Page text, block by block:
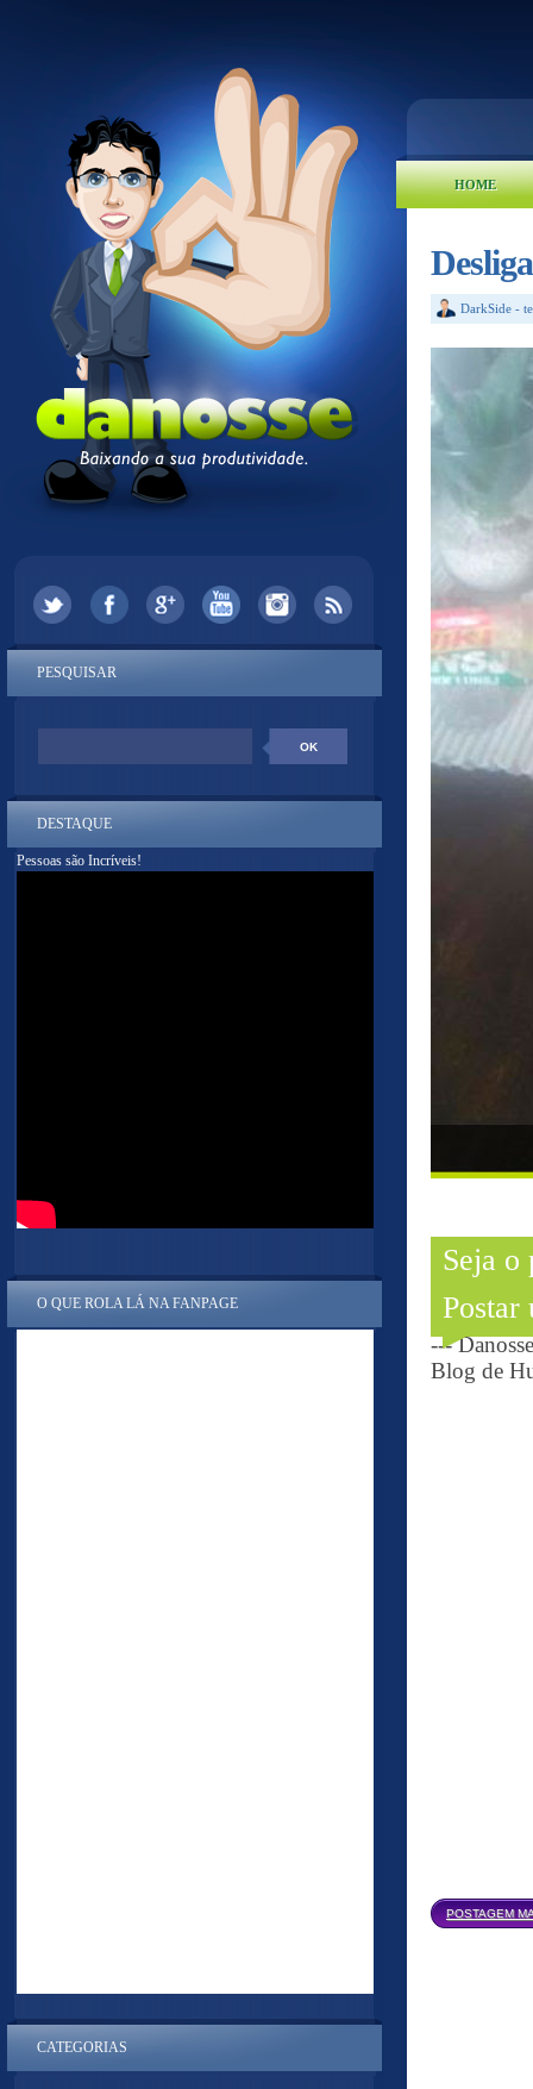
HOME
DarkSide -
Seja o
Postar
---
Blog de
POSTAGEM
PESQUISAR
DESTAQUE
Pessoas são Incríveis!
O QUE ROLA LÁ NA FANPAGE
CATEGORIAS